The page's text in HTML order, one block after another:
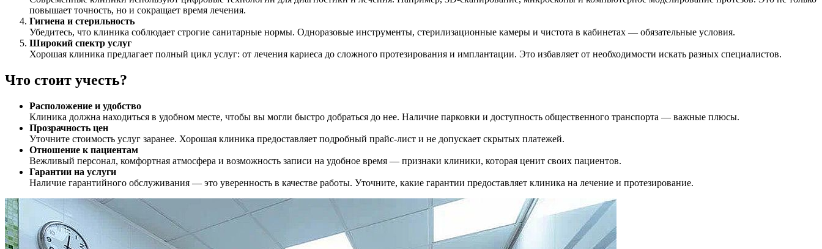
повышает точность, но и сокращает время лечения.
Гигиена и стерильность
Убедитесь, что клиника соблюдает строгие санитарные нормы. Одноразовые инструменты, стерилизационные камеры и чистота в кабинетах — обязательные условия.
Широкий спектр услуг
Хорошая клиника предлагает полный цикл услуг: от лечения кариеса до сложного протезирования и имплантации. Это избавляет от необходимости искать разных специалистов.
Что стоит учесть?
Расположение и удобство
Клиника должна находиться в удобном месте, чтобы вы могли быстро добраться до нее. Наличие парковки и доступность общественного транспорта — важные плюсы.
Прозрачность цен
Уточните стоимость услуг заранее. Хорошая клиника предоставляет подробный прайс-лист и не допускает скрытых платежей.
Отношение к пациентам
Вежливый персонал, комфортная атмосфера и возможность записи на удобное время — признаки клиники, которая ценит своих пациентов.
Гарантии на услуги
Наличие гарантийного обслуживания — это уверенность в качестве работы. Уточните, какие гарантии предоставляет клиника на лечение и протезирование.